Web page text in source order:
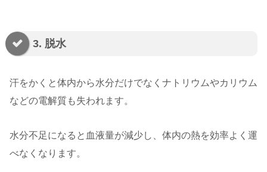
3. 脱水
汗をかくと体内から水分だけでなくナトリウムやカリウム
などの電解質も失われます。
水分不足になると血液量が減少し、体内の熱を効率よく運
べなくなります。